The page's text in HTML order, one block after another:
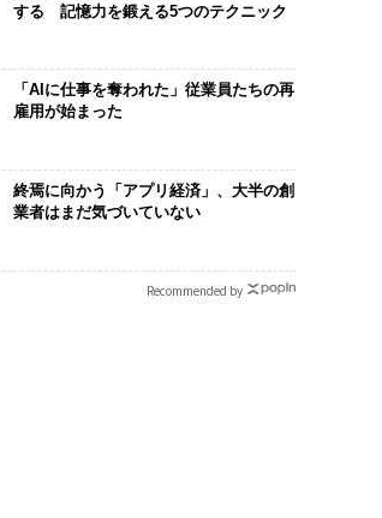
“泊まる”を超えて──エ
日本のラグジュアリー
カクシンCEO
る、AIを超え
する 記憶力を鍛える5つのテクニック
「AIに仕事を奪われた」従業員たちの再
雇用が始まった
終焉に向かう「アプリ経済」、大半の創
業者はまだ気づいていない
Recommended by